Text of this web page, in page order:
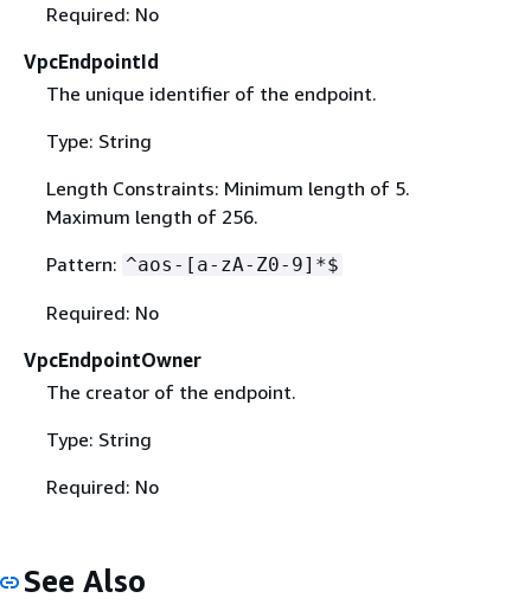
Required: No
VpcEndpointId
The unique identifier of the endpoint.
Type: String
Length Constraints: Minimum length of 5.
Maximum length of 256.
Pattern: ^aos-[a-zA-Z0-9]*$
Required: No
VpcEndpointOwner
The creator of the endpoint.
Type: String
Required: No
See Also